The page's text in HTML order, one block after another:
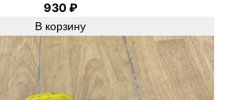
930₽
В корзину